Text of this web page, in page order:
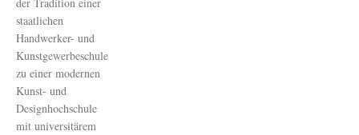
staatlichen
Handwerker- und
Kunstgewerbeschule
zu einer modernen
Kunst- und
Designhochschule
mit universitärem